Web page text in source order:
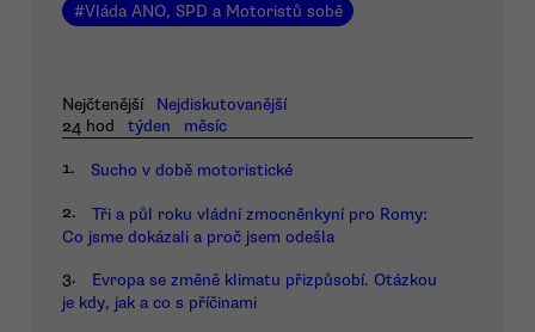
#Vláda ANO, SPD a Motoristů sobě
Nejčtenější
Nejdiskutovanější
24 hod
týden měsíc
1. Sucho v době motoristické
2.
Tři a půl roku vládní zmocněnkyní pro Romy:
Co jsme dokázali a proč jsem odešla
3.
Evropa se změně klimatu přizpůsobí. Otázkou
je kdy, jak a co s příčinami